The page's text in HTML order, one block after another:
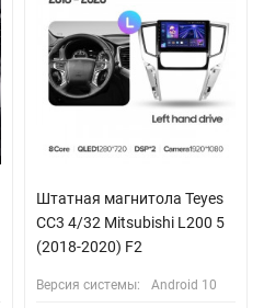
Штатная магнитола Teyes
CC3 4/32 Mitsubishi L200 5
(2018-2020) F2
Версия системы: Android 10